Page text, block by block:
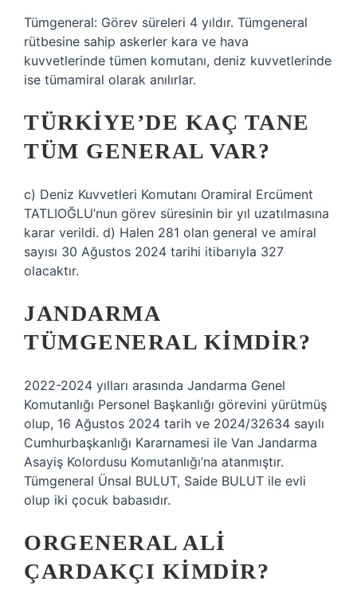
Tümgeneral: Görev süreleri 4 yıldır. Tümgeneral
rütbesine sahip askerler kara ve hava
kuvvetlerinde tümen komutanı, deniz kuvvetlerinde
ise tümamiral olarak anılırlar.
TÜRKIYE’DE KAÇ TANE
TÜM GENERAL VAR?
c) Deniz Kuvvetleri Komutanı Oramiral Ercüment
TATLIOĞLU’nun görev süresinin bir yıl uzatılmasına
karar verildi. d) Halen 281 olan general ve amiral
sayısı 30 Ağustos 2024 tarihi itibarıyla 327
olacaktır.
JANDARMA
TÜMGENERAL KIMDIR?
2022-2024 yılları arasında Jandarma Genel
Komutanlığı Personel Başkanlığı görevini yürütmüş
olup, 16 Ağustos 2024 tarih ve 2024/32634 sayılı
Cumhurbaşkanlığı Kararnamesi ile Van Jandarma
Asayiş Kolordusu Komutanlığı’na atanmıştır.
Tümgeneral Ünsal BULUT, Saide BULUT ile evli
olup iki çocuk babasıdır.
ORGENERAL ALI
ÇARDAKÇI KIMDIR?